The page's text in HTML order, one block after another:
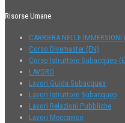
Risorse Umane
CARRIERA NELLE IMMERSIONI
Corso Divemaster (EN)
Corso Istruttore Subacqueo
LAVORO
Lavori Guida Subacquea
Lavori Istruttore Subacqueo
Lavori Relazioni Pubbliche
Lavori Meccanico